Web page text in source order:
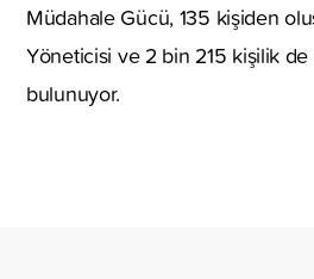
Müdahale Gücü, 135 kişiden
Yöneticisi ve 2 bin 215 kişilik
bulunuyor.